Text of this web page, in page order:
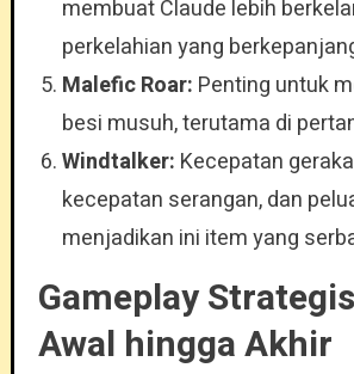
membuat Claude lebih
perkelahian yang
Malefic Roar: Penting untuk
besi musuh, terutama di
Windtalker: Kecepatan
kecepatan serangan, dan
menjadikan ini item yang
Gameplay
Awal hingga Akhir